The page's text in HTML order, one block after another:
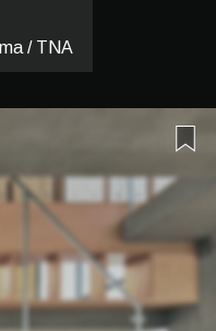
/ TNA